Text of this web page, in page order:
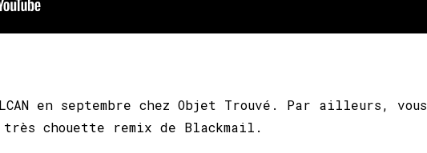
en septembre chez Objet Trouvé. Par ailleurs, vous
très chouette remix de Blackmail.